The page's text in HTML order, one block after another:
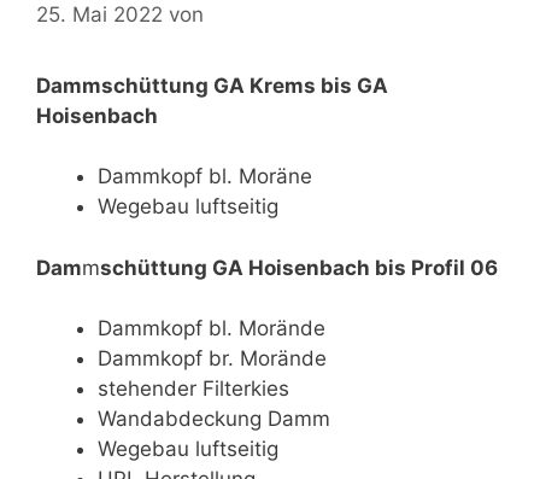
25. Mai 2022 von
Dammschüttung GA Krems bis GA
Hoisenbach
Dammkopf bl. Moräne
Wegebau luftseitig
Dammschüttung GA Hoisenbach bis Profil 06
Dammkopf bl. Morände
Dammkopf br. Morände
stehender Filterkies
Wandabdeckung Damm
Wegebau luftseitig